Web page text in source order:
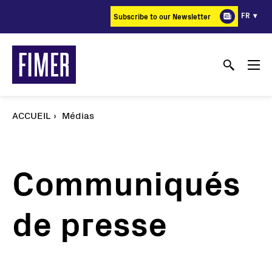
principal
Subscribe to our Newsletter FR
ACCUEIL Médias
Communiqués
de presse